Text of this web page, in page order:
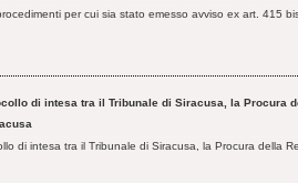
per cui sia stato emesso avviso ex art. 415
di intesa tra il Tribunale di Siracusa, la Procura
di intesa tra il Tribunale di Siracusa, la Procura della